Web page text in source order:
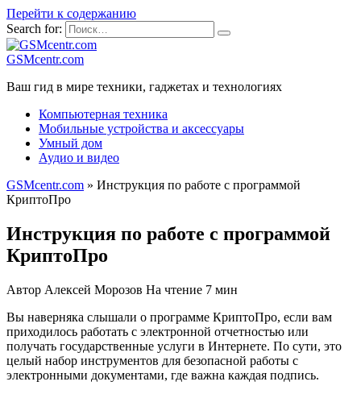
Перейти к содержанию
Search for:
GSMcentr.com
Ваш гид в мире техники, гаджетах и технологиях
Компьютерная техника
Мобильные устройства и аксессуары
Умный дом
Аудио и видео
GSMcentr.com » Инструкция по работе с программой
КриптоПро
Инструкция по работе с программой
КриптоПро
Автор Алексей Морозов На чтение 7 мин
Вы наверняка слышали о программе КриптоПро, если вам
приходилось работать с электронной отчетностью или
получать государственные услуги в Интернете. По сути, это
целый набор инструментов для безопасной работы с
электронными документами, где важна каждая подпись.